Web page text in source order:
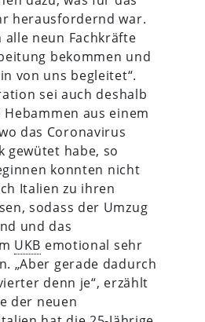
herausfordernd war.
alle neun Fachkräfte
bekommen und
von uns begleitet“.
sei auch deshalb
aus einem
das Coronavirus
gewütet habe, so
konnten nicht
Italien zu ihren
sodass der Umzug
und das
UKB emotional sehr
„Aber gerade dadurch
denn je“, erzählt
der neuen